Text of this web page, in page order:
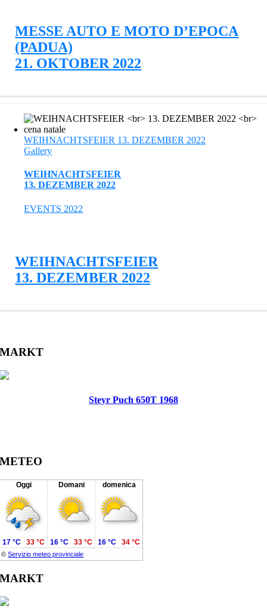
MESSE AUTO E MOTO D’EPOCA
(PADUA)
21. OKTOBER 2022
WEIHNACHTSFEIER 13. DEZEMBER 2022
Gallery
WEIHNACHTSFEIER
13. DEZEMBER 2022
EVENTS 2022
WEIHNACHTSFEIER
13. DEZEMBER 2022
MARKT
Steyr Puch 650T 1968
METEO
Oggi Domani domenica
©Servizio meteo provinciale
17 °C 33 °C 16 °C 33 °C 16 °C 34 °C
MARKT